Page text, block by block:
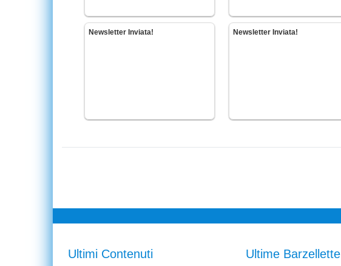
Newsletter Inviata! Newsletter Inviata!
Ultimi Contenuti Ultime Barzellette